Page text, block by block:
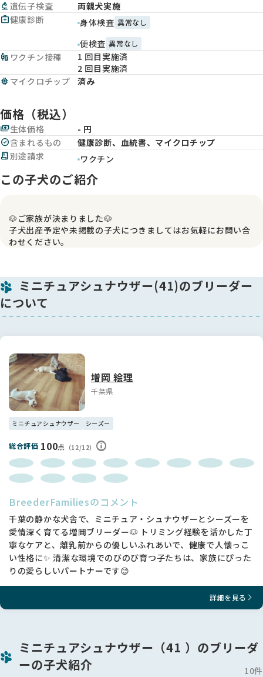
biotech 遺伝子検査
両親犬実施
medical_services健康診断 身体検査 異常なし
便検査 異常なし
vaccines ワクチン接種
1 回目実施済
2 回目実施済
memory マイクロチップ 済み
価格（税込）
payments生体価格
- 円
check_circle含まれるもの
健康診断、血統書、マイクロチップ
receipt_long別途請求 ワクチン
この子犬のご紹介
🐶ご家族が決まりました🐶
子犬出産予定や未掲載の子犬につきましてはお気軽にお問い合
わせください。
ミニチュアシュナウザー(41)のブリーダー
について
増岡 絵理
千葉県
ミニチュアシュナウザー シーズー
総合評価 100点 （12/12）
BreederFamiliesのコメント
千葉の静かな犬舎で、ミニチュア・シュナウザーとシーズーを
愛情深く育てる増岡ブリーダー🐶 トリミング経験を活かした丁
寧なケアと、離乳前からの優しいふれあいで、健康で人懐っこ
い性格に✨ 清潔な環境でのびのび育つ子たちは、家族にぴった
りの愛らしいパートナーです😊
詳細を見る
ミニチュアシュナウザー（41 ）のブリーダ
ーの子犬紹介
10件